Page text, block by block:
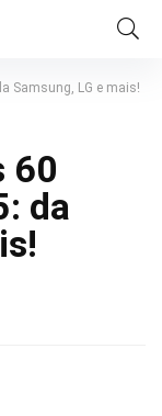
Samsung, LG e mais!
60
da